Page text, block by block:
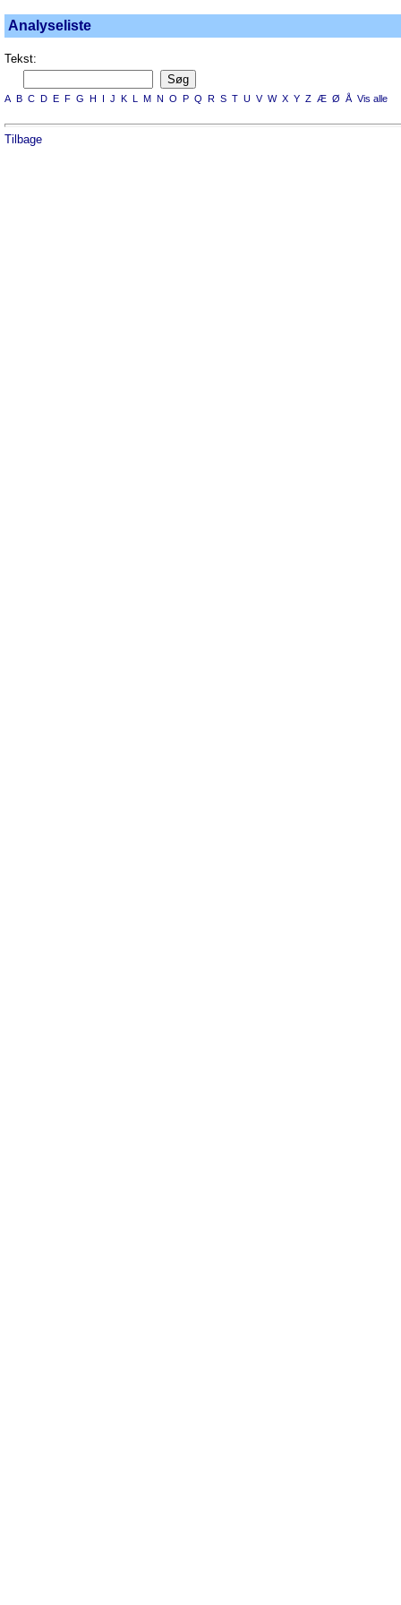
Analyseliste
Tekst:
A B C D E F G H I J K L M N O P Q R S T U V W X Y Z Æ Ø Å Vis alle
Tilbage